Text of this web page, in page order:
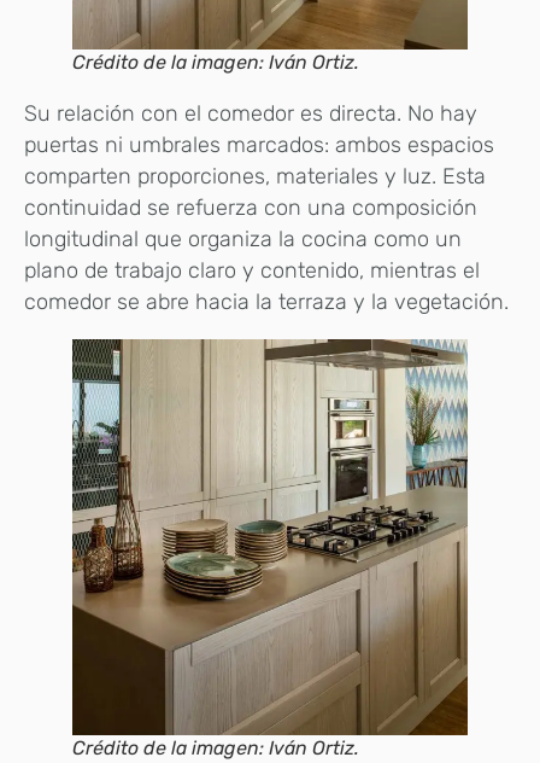
Crédito de la imagen: Iván Ortiz.
Su relación con el comedor es directa. No hay
puertas ni umbrales marcados: ambos espacios
comparten proporciones, materiales y luz. Esta
continuidad se refuerza con una composición
longitudinal que organiza la cocina como un
plano de trabajo claro y contenido, mientras el
comedor se abre hacia la terraza y la vegetación.
Crédito de la imagen: Iván Ortiz.